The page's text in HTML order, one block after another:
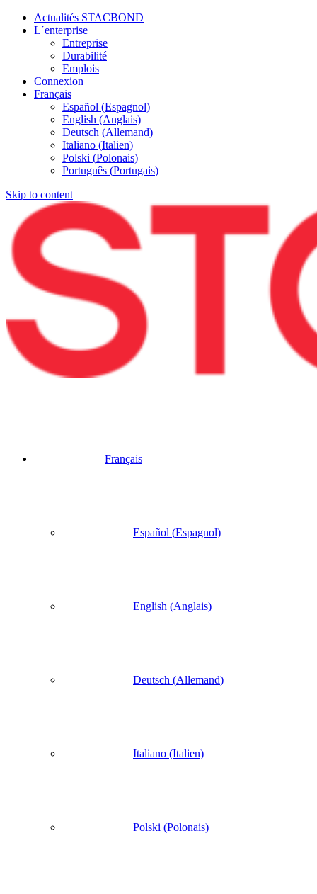
Actualités STACBOND
L´enterprise
Entreprise
Durabilité
Emplois
Connexion
Français
Español (Espagnol)
English (Anglais)
Deutsch (Allemand)
Italiano (Italien)
Polski (Polonais)
Português (Portugais)
Skip to content
Français
Español (Espagnol)
English (Anglais)
Deutsch (Allemand)
Italiano (Italien)
Polski (Polonais)